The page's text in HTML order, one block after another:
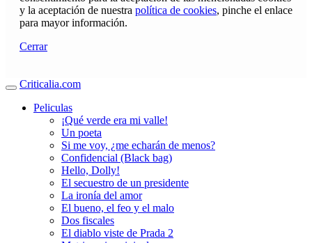
y la aceptación de nuestra política de cookies, pinche el enlace
para mayor información.
Cerrar
Criticalia.com
Peliculas
¡Qué verde era mi valle!
Un poeta
Si me voy, ¿me echarán de menos?
Confidencial (Black bag)
Hello, Dolly!
El secuestro de un presidente
La ironía del amor
El bueno, el feo y el malo
Dos fiscales
El diablo viste de Prada 2